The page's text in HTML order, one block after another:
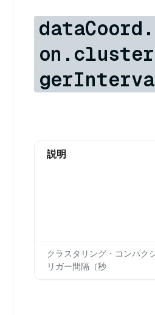
説明
クラスタリング・コンパク
リガー間隔（秒